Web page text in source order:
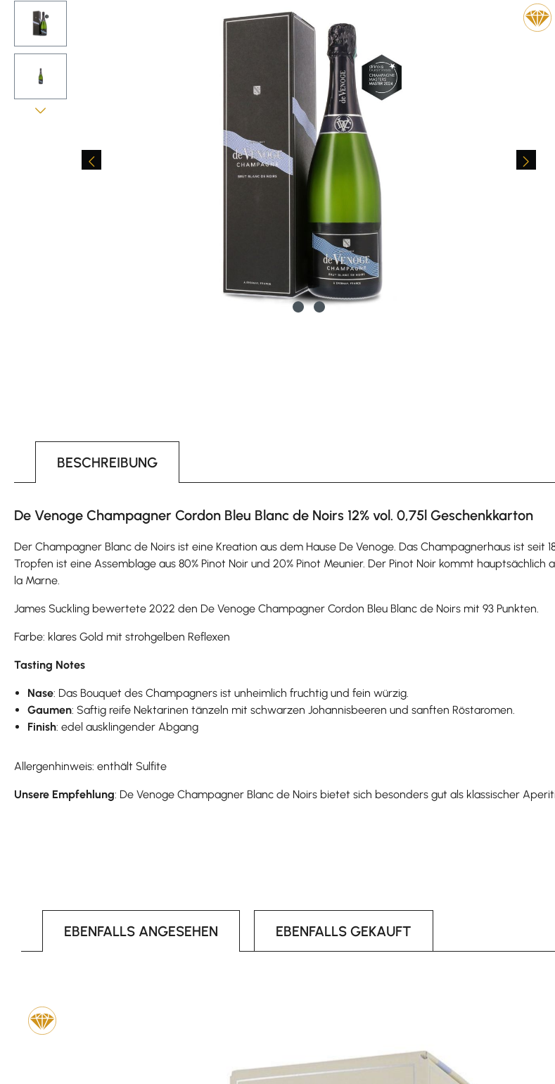
Bildergalerie überspringen
BESCHREIBUNG
De Venoge Champagner Cordon Bleu Blanc de Noirs 12% vol. 0,75l Geschenkkarton
Der Champagner Blanc de Noirs ist eine Kreation aus dem Hause De Venoge. Das Champagnerhaus ist
Tropfen ist eine Assemblage aus 80% Pinot Noir und 20% Pinot Meunier. Der Pinot Noir kommt
la Marne.
James Suckling bewertete 2022 den De Venoge Champagner Cordon Bleu Blanc de Noirs mit 93 Punkten.
Farbe: klares Gold mit strohgelben Reflexen
Tasting Notes
Nase: Das Bouquet des Champagners ist unheimlich fruchtig und fein würzig.
Gaumen: Saftig reife Nektarinen tänzeln mit schwarzen Johannisbeeren und sanften Röstaromen.
Finish: edel ausklingender Abgang
Allergenhinweis: enthält Sulfite
Unsere Empfehlung: De Venoge Champagner Blanc de Noirs bietet sich besonders gut als klassischer
EBENFALLS ANGESEHEN EBENFALLS GEKAUFT